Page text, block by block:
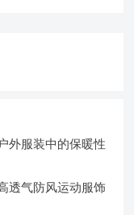
外服装中的保暖性
透气防风运动服饰